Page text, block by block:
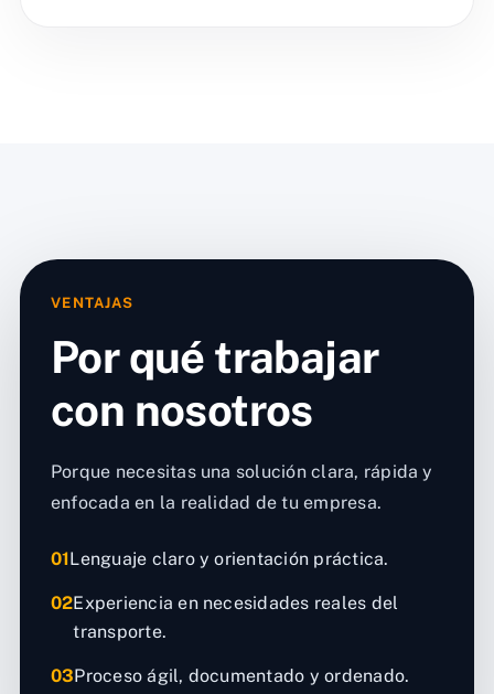
VENTAJAS
Por qué trabajar
con nosotros
Porque necesitas una solución clara, rápida y
enfocada en la realidad de tu empresa.
01Lenguaje claro y orientación práctica.
02Experiencia en necesidades reales del
transporte.
03Proceso ágil, documentado y ordenado.